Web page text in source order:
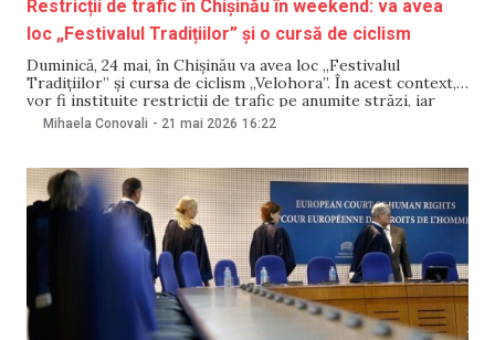
Restricții de trafic în Chișinău în weekend: va avea
loc „Festivalul Tradițiilor” și o cursă de ciclism
Duminică, 24 mai, în Chișinău va avea loc „Festivalul
Tradițiilor” și cursa de ciclism „Velohora”. În acest context,
vor fi instituite restricții de trafic pe anumite străzi, iar
circulația transportului, inclusiv a celui public, va fi
Mihaela Conovali - 21 mai 2026 16:22